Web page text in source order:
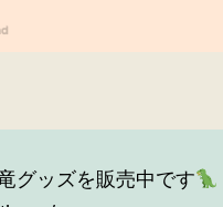
グッズを販売中です